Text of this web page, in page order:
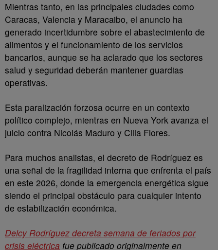
Mientras tanto, en las principales ciudades como
Caracas, Valencia y Maracaibo, el anuncio ha
generado incertidumbre sobre el abastecimiento de
alimentos y el funcionamiento de los servicios
bancarios, aunque se ha aclarado que los sectores
salud y seguridad deberán mantener guardias
operativas.
Esta paralización forzosa ocurre en un contexto
político complejo, mientras en Nueva York avanza el
juicio contra Nicolás Maduro y Cilia Flores.
Para muchos analistas, el decreto de Rodríguez es
una señal de la fragilidad interna que enfrenta el país
en este 2026, donde la emergencia energética sigue
siendo el principal obstáculo para cualquier intento
de estabilización económica.
Delcy Rodríguez decreta semana de feriados por
crisis eléctrica fue publicado originalmente en